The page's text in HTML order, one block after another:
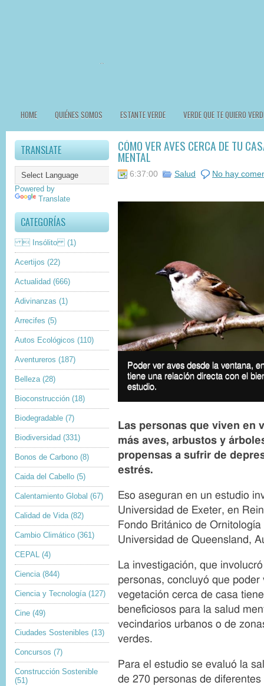
HOME QUIÉNES SOMOS ESTANTE VERDE VERDE QUE TE QUIERO
TRANSLATE
Powered by
Translate
CATEGORÍAS
 Insólito (1)
Acertijos (22)
Actualidad (666)
Adivinanzas (1)
Arrecifes (5)
Autos Ecológicos (110)
Aventureros (187)
Belleza (28)
Bioconstrucción (18)
Biodegradable (7)
Biodiversidad (331)
Bonos de Carbono (8)
Caida del Cabello (5)
Calentamiento Global (67)
Calidad de Vida (82)
Cambio Climático (361)
CEPAL (4)
Ciencia (844)
Ciencia y Tecnología (127)
Cine (49)
Ciudades Sostenibles (13)
Concursos (7)
Construcción Sostenible
(51)
CÓMO VER AVES CERCA DE TU
MENTAL
6:37:00 Salud No hay
c
o
s
d
e
a
t
o
r
d
e
a
i
m
a
e
n
I
m
a
g
c
a
i
n
Poder ver aves desde la ventana,
tiene una relación directa con el
estudio.
Las personas que viven en
más aves, arbustos y
propensas a sufrir de
estrés.
Eso aseguran en un estudio
Universidad de Exeter, en
Fondo Británico de Ornitología
Universidad de Queensland,
La investigación, que
personas, concluyó que poder
vegetación cerca de casa
beneficiosos para la salud
vecindarios urbanos o de
verdes.
Para el estudio se evaluó la
de 270 personas de